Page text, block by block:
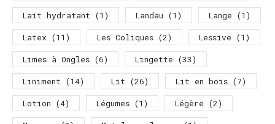
Lait hydratant (1) Landau (1) Lange (1)
Latex (11) Les Coliques (2) Lessive (1)
Limes à Ongles (6) Lingette (33)
Liniment (14) Lit (26) Lit en bois (7)
Lotion (4) Légumes (1) Légère (2)